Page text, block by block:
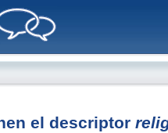
el descriptor